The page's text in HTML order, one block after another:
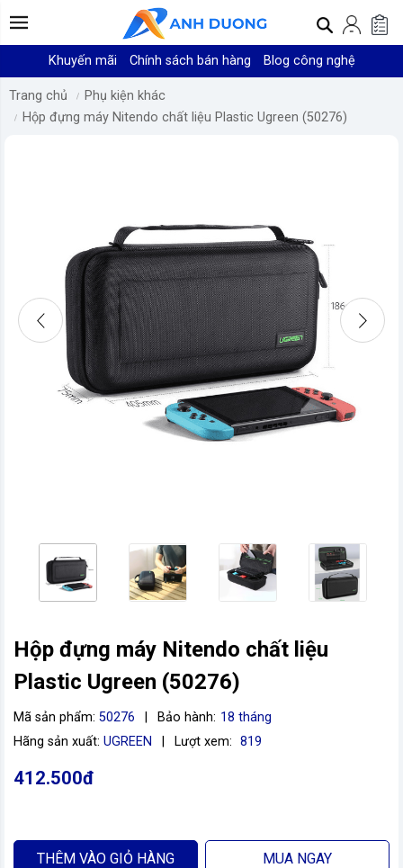
Khuyến mãi Chính sách bán hàng Blog công nghệ
Trang chủ
Phụ kiện khác
Hộp đựng máy Nitendo chất liệu Plastic Ugreen (50276)
Hộp đựng máy Nitendo chất liệu
Plastic Ugreen (50276)
Mã sản phẩm: 50276 Bảo hành: 18 tháng
Hãng sản xuất: UGREEN Lượt xem: 819
412.500đ
THÊM VÀO GIỎ HÀNG MUA NGAY